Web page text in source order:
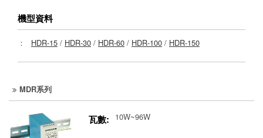
機型資料
： HDR-15 / HDR-30 / HDR-60 / HDR-100 / HDR-150
MDR系列
瓦數: 10W~96W